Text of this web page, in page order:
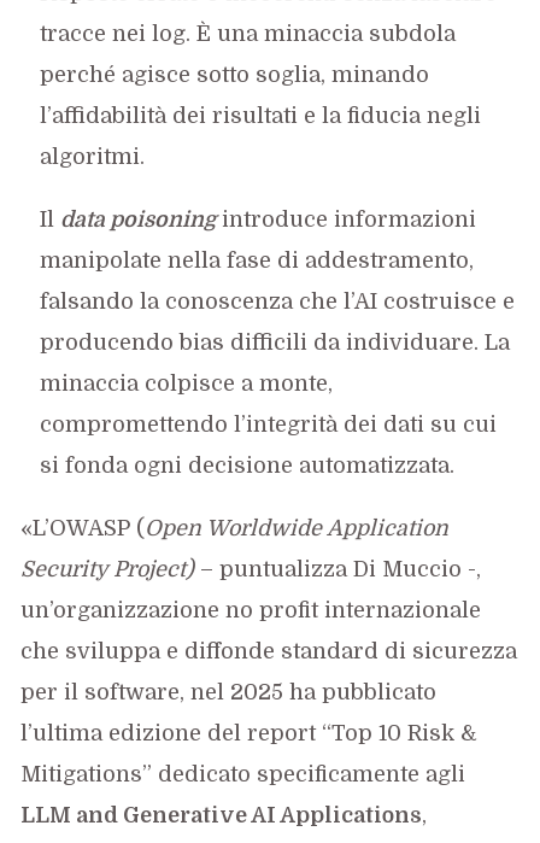
tracce nei log. È una minaccia subdola
perché agisce sotto soglia, minando
l’affidabilità dei risultati e la fiducia negli
algoritmi.
Il data poisoningintroduce informazioni
manipolate nella fase di addestramento,
falsando la conoscenza che l’AI costruisce e
producendo bias difficili da individuare. La
minaccia colpisce a monte,
compromettendo l’integrità dei dati su cui
si fonda ogni decisione automatizzata.
«L’OWASP ( Open Worldwide Application
Security Project) – puntualizza Di Muccio -,
un’organizzazione no profit internazionale
che sviluppa e diffonde standard di sicurezza
per il software, nel 2025 ha pubblicato
l’ultima edizione del report “Top 10 Risk &
Mitigations” dedicato specificamente agli
LLM and Generative AI Applications,